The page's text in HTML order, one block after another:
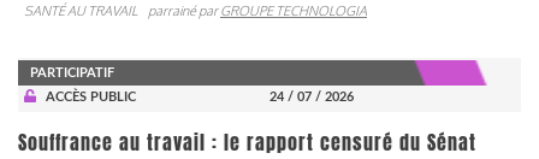
SANTÉ AU TRAVAIL
parrainé parGROUPE TECHNOLOGIA
PARTICIPATIF
ACCÈS PUBLIC
24 / 07 / 2026
Souffrance au travail : le rapport censuré du Sénat